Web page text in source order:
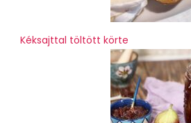
Kéksajttal töltött körte